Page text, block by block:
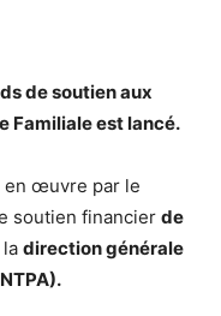
de soutien aux
Familiale est lancé.
en œuvre par le
soutien financier de
direction générale